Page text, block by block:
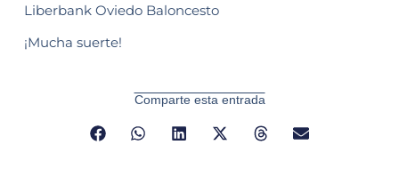
Liberbank Oviedo Baloncesto
¡Mucha suerte!
Comparte esta entrada